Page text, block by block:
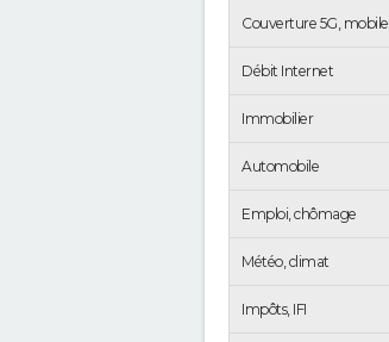
Couverture 5G, mobile
Débit Internet
Immobilier
Automobile
Emploi, chômage
Météo, climat
Impôts, IFI